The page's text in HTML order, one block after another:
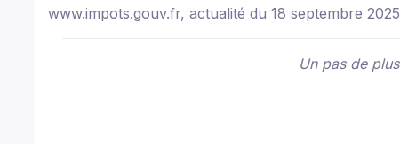
www.impots.gouv.fr, actualité du 18 septembre 2025
Un pas de